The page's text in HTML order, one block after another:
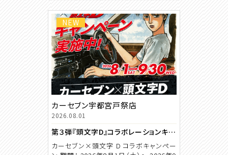
NEW
カーセブン宇都宮戸祭店
2026.08.01
第３弾『頭文字D』コラボレーションキャンペーン開催！
カーセブン×頭文字 D コラボキャンペー